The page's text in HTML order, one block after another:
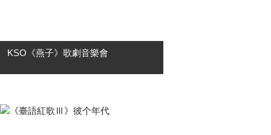
KSO《燕子》歌劇音樂會
子La Rondine 「如果不曾為愛瘋狂，
那就不算真正活過。」 故事講述交